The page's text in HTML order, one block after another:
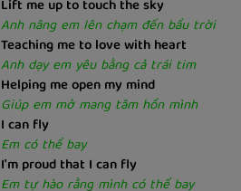
Lift me up to touch the sky
Anh nâng em lên chạm đến bầu trời
Teaching me to love with heart
Anh dạy em yêu bằng cả trái tim
Helping me open my mind
Giúp em mở mang tâm hồn mình
I can fly
Em có thể bay
I'm proud that I can fly
Em tự hào rằng mình có thể bay